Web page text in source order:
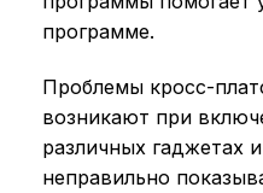
программе.
Проблемы кросс-
возникают при
различных гаджетах
неправильно